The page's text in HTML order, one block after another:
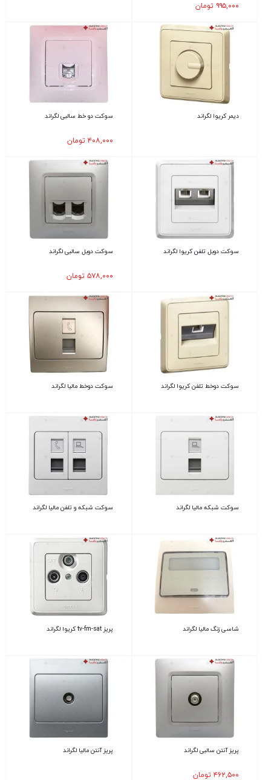
۹۹۵,۰۰۰ تومان
دیمر کریوا لگراند سوکت دو خط سالبی لگراند
۴۰۸,۰۰۰ تومان
سوکت دوبل تلفن کریوا لگراند سوکت دوبل سالبی لگراند
۵۷۸,۰۰۰ تومان
سوکت دوخط تلفن کریوا لگراند سوکت دوخط مالیا لگراند
سوکت شبکه مالیا لگراند سوکت شبکه و تلفن مالیا لگراند
شاسی زنگ مالیا لگراند پریز tv-fm-sat کریوا لگراند
پریز آنتن سالبی لگراند
۴۶۲,۵۰۰ تومان
پریز آنتن مالیا لگراند